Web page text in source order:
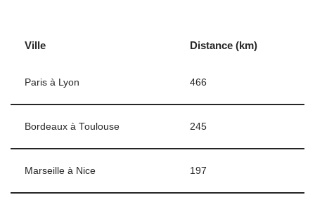
Ville Distance (km)
Paris à Lyon 466
Bordeaux à Toulouse 245
Marseille à Nice 197